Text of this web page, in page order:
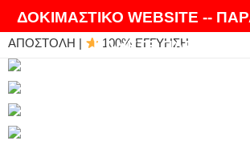
ΔΟΚΙΜΑΣΤΙΚΟ WEBSITE --
ΚΑΝΕΤΕ
ΘΑ ΛΑΤΡΕΨΕΤΕ ΤΑ ΠΡΟΪΟΝΤΑ ΜΑΣ |
ΑΠΟΣΤΟΛΗ | 100% ΕΓΓΥΗΣΗ